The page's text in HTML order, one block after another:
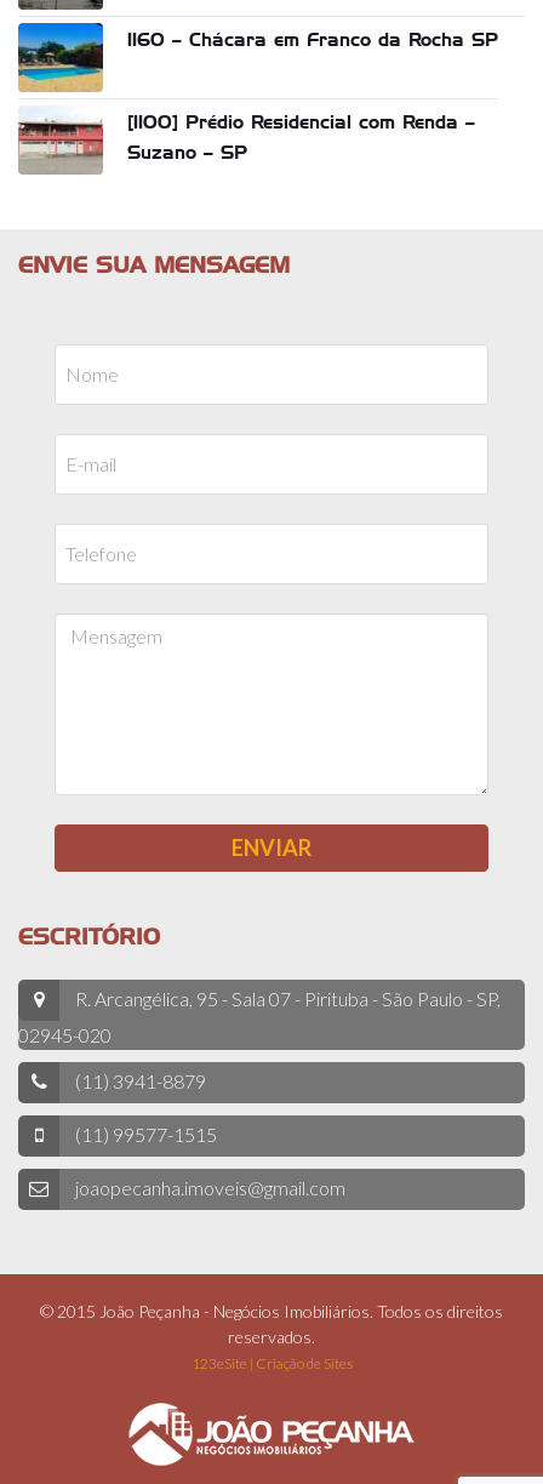
1160 – Chácara em Franco da Rocha SP
[1100] Prédio Residencial com Renda –
Suzano – SP
ENVIE SUA MENSAGEM
ESCRITÓRIO
R. Arcangélica, 95 - Sala 07 - Pirituba - São Paulo - SP,
02945-020
(11) 3941-8879
(11) 99577-1515
joaopecanha.imoveis@gmail.com
© 2015 João Peçanha - Negócios Imobiliários. Todos os direitos
reservados.
123eSite | Criação de Sites